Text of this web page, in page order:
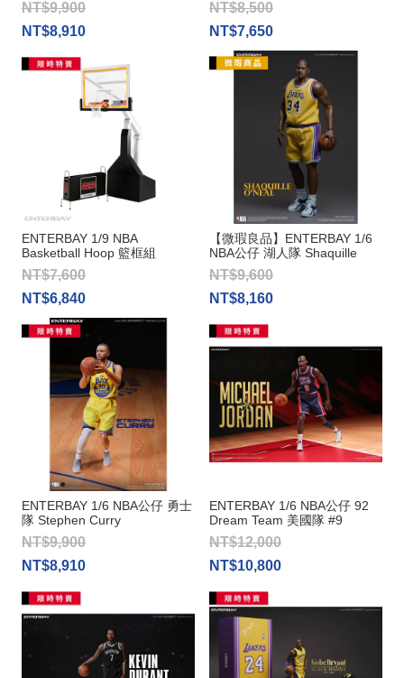
NT$9,900
NT$8,910
NT$8,500
NT$7,650
ENTERBAY 1/9 NBA
Basketball Hoop 籃框組
NT$7,600
NT$6,840
【微瑕良品】ENTERBAY 1/6
NBA公仔 湖人隊 Shaquille
O'Neal
NT$9,600
NT$8,160
ENTERBAY 1/6 NBA公仔 勇士
隊 Stephen Curry
NT$9,900
NT$8,910
ENTERBAY 1/6 NBA公仔 92
Dream Team 美國隊 #9
Michael Jordan
NT$12,000
NT$10,800